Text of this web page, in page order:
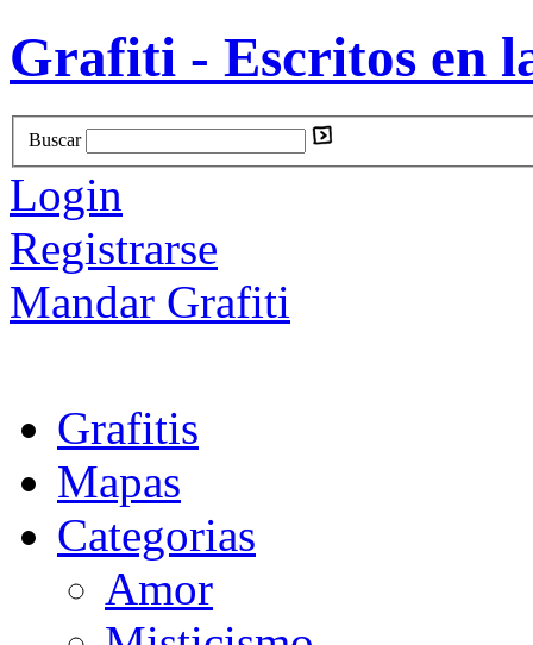
Grafiti - Escritos en
Buscar
Login
Registrarse
Mandar Grafiti
Grafitis
Mapas
Categorias
Amor